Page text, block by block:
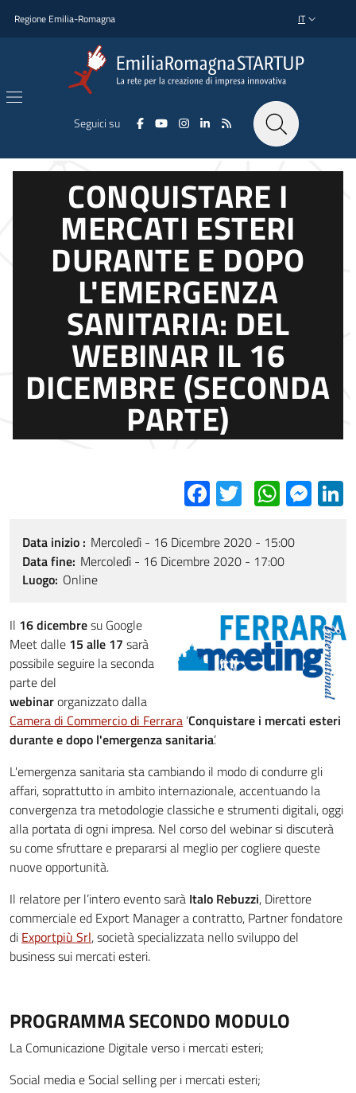
Regione Emilia-Romagna SELETTORE
IT
Seguici su
CONQUISTARE I
MERCATI ESTERI
DURANTE E DOPO
L'EMERGENZA
SANITARIA: DEL
WEBINAR IL 16
DICEMBRE (SECONDA
PARTE)
Facebook
Twitter
Data inizio
Mercoledì - 16 Dicembre 2020 - 15:00
Data fine Mercoledì - 16 Dicembre 2020 - 17:00
Luogo Online
Il 16 dicembresu Google
Meet dalle 15 alle 17 sarà
possibile seguire la seconda
parte del
webinarorganizzato dalla
Camera di Commercio di Ferrara ‘Conquistare i mercati esteri
durante e dopo l'emergenza sanitaria’.
L'emergenza sanitaria sta cambiando il modo di condurre gli
affari, soprattutto in ambito internazionale, accentuando la
convergenza tra metodologie classiche e strumenti digitali, oggi
alla portata di ogni impresa. Nel corso del webinar si discuterà
su come sfruttare e prepararsi al meglio per cogliere queste
nuove opportunità.
Il relatore per l’intero evento sarà Italo Rebuzzi, Direttore
commerciale ed Export Manager a contratto, Partner fondatore
di Exportpiù Srl, società specializzata nello sviluppo del
business sui mercati esteri.
PROGRAMMA SECONDO MODULO
La Comunicazione Digitale verso i mercati esteri;
Social media e Social selling per i mercati esteri;